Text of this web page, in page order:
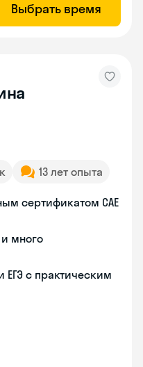
Выбрать время
13 лет опыта
сертификатом CAE
много
ЕГЭ с практическим